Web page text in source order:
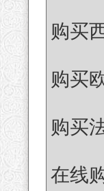
购买
购买
购买
在线